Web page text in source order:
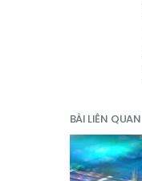
BÀI LIÊN QUAN